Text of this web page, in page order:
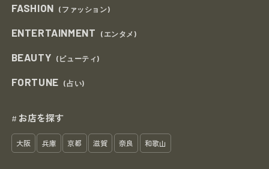
FASHION (ファッション)
ENTERTAINMENT (エンタメ)
BEAUTY (ビューティ)
FORTUNE (占い)
# お店を探す
大阪 兵庫 京都 滋賀 奈良 和歌山